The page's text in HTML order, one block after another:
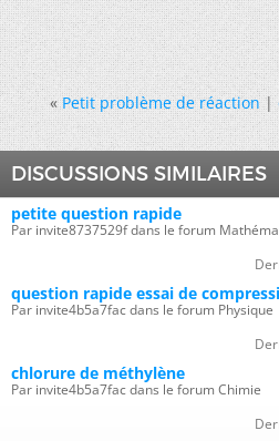
« Petit problème de réaction|
DISCUSSIONS SIMILAIRES
petite question rapide
Par invite8737529f dans le forum
question rapide essai de
Par invite4b5a7fac dans le forum Physique
chlorure de méthylène
Par invite4b5a7fac dans le forum Chimie